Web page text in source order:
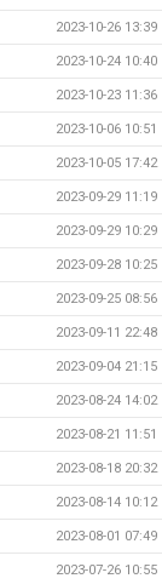
2023-10-26 13:39
2023-10-24 10:40
2023-10-23 11:36
2023-10-06 10:51
2023-10-05 17:42
2023-09-29 11:19
2023-09-29 10:29
2023-09-28 10:25
2023-09-25 08:56
2023-09-11 22:48
2023-09-04 21:15
2023-08-24 14:02
2023-08-21 11:51
2023-08-18 20:32
2023-08-14 10:12
2023-08-01 07:49
2023-07-26 10:55